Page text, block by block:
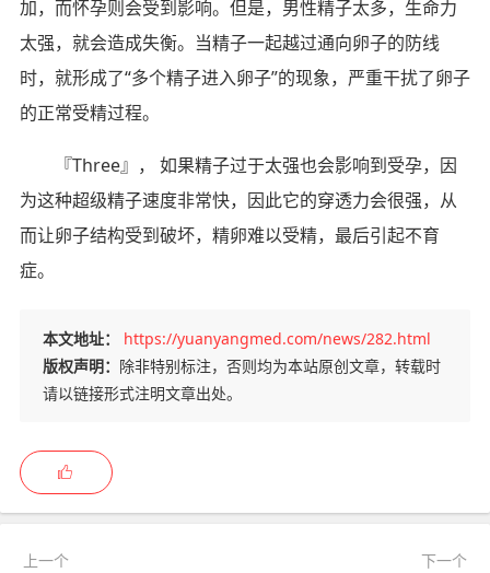
加，而怀孕则会受到影响。但是，男性精子太多，生命力
太强，就会造成失衡。当精子一起越过通向卵子的防线
时，就形成了“多个精子进入卵子”的现象，严重干扰了卵子
的正常受精过程。
『Three』， 如果精子过于太强也会影响到受孕，因
为这种超级精子速度非常快，因此它的穿透力会很强，从
而让卵子结构受到破坏，精卵难以受精，最后引起不育
症。
本文地址：
https://yuanyangmed.com/news/282.html
版权声明： 除非特别标注，否则均为本站原创文章，转载时
请以链接形式注明文章出处。
上一个 下一个